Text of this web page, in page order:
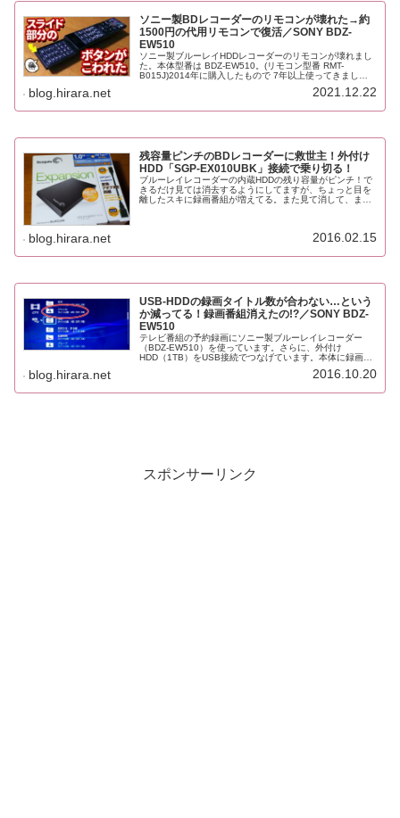
ソニー製BDレコーダーのリモコンが壊れた→約
1500円の代用リモコンで復活／SONY BDZ-
EW510
ソニー製ブルーレイHDDレコーダーのリモコンが壊れまし
た。本体型番は BDZ-EW510。(リモコン型番 RMT-
B015J)2014年に購入したもので 7年以上使ってきまし
blog.hirara.net 2021.12.22
残容量ピンチのBDレコーダーに救世主！外付け
HDD「SGP-EX010UBK」接続で乗り切る！
ブルーレイレコーダーの内蔵HDDの残り容量がピンチ！で
きるだけ見ては消去するようにしてますが、ちょっと目を
離したスキに録画番組が増えてる。また見て消して、また
blog.hirara.net 2016.02.15
USB-HDDの録画タイトル数が合わない…という
か減ってる！録画番組消えたの!?／SONY BDZ-
EW510
テレビ番組の予約録画にソニー製ブルーレイレコーダー
（BDZ-EW510）を使っています。さらに、外付け
HDD（1TB）をUSB接続でつなげています。本体に録画番
blog.hirara.net 2016.10.20
スポンサーリンク